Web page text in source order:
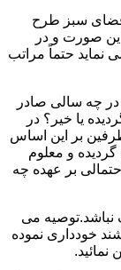
سبز طرح
صورت و در
نماید حتماً مراتب
در چه سالی صادر
یا خیر؟ در
بر این اساس
و معلوم
بر عهده چه
نباشد.توصیه می
خودداری نموده